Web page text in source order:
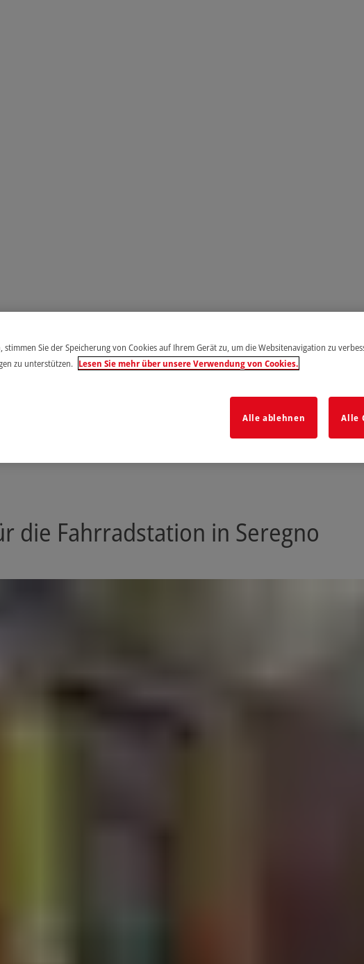
die Fahrradstation in Seregno
stimmen Sie der Speicherung von Cookies auf Ihrem Gerät zu, um die Websitenavigation zu
zu unterstützen. Lesen Sie mehr über unsere Verwendung von Cookies.
Alle ablehnen Alle